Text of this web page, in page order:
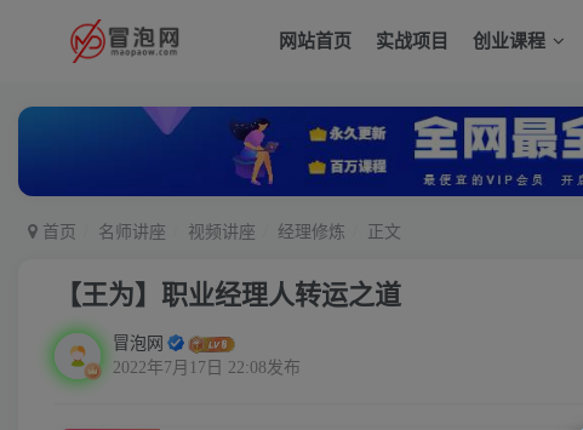
网站首页 实战项目 创业课程
首页 名师讲座 视频讲座 经理修炼 正文
【王为】职业经理人转运之道
冒泡网
2022年7月17日 22:08发布